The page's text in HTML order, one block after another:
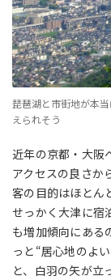
琵琶湖と市街地が本
えられそう
近年の京都・大阪
アクセスの良さか
客の目的はほとん
せっかく大津に宿
も増加傾向にある
っと“居心地のよ
と、白羽の矢が立